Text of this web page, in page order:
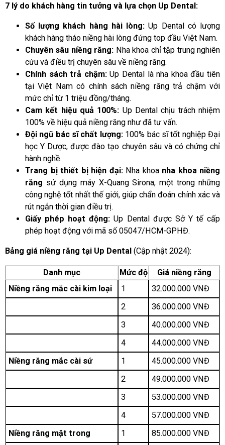
7 lý do khách hàng tin tưởng và lựa chọn Up Dental:
Số lượng khách hàng hài lòng: Up Dental có lượng
khách hàng tháo niềng hài lòng đứng top đầu Việt Nam.
Chuyên sâu niềng răng: Nha khoa chỉ tập trung nghiên
cứu và điều trị chuyên sâu về niềng răng.
Chính sách trả chậm:Up Dental là nha khoa đầu tiên
tại Việt Nam có chính sách niềng răng trả chậm với
mức chỉ từ 1 triệu đồng/tháng.
Cam kết hiệu quả 100%: Up Dental chịu trách nhiệm
100% về hiệu quả niềng răng như đã tư vấn.
Đội ngũ bác sĩ chất lượng:100% bác sĩ tốt nghiệp Đại
học Y Dược, được đào tạo chuyên sâu và có chứng chỉ
hành nghề.
Trang bị thiết bị hiện đại:Nha khoa nha khoa niềng
răng sử dụng máy X-Quang Sirona, một trong những
công nghệ tốt nhất thế giới, giúp chẩn đoán chính xác và
rút ngắn thời gian điều trị.
Giấy phép hoạt động: Up Dental được Sở Y tế cấp
phép hoạt động với mã số 05047/HCM-GPHĐ.
Bảng giá niềng răng tại Up Dental (Cập nhật 2024):
Danh mục Mức độ
Giá niềng răng
Niềng răng mắc cài kim loại
1
32.000.000 VNĐ
2
36.000.000 VNĐ
3
40.000.000 VNĐ
4
44.000.000 VNĐ
Niềng răng mắc cài sứ
1
45.000.000 VNĐ
2
49.000.000 VNĐ
3
53.000.000 VNĐ
4
57.000.000 VNĐ
Niềng răng mặt trong
1
85.000.000 VNĐ